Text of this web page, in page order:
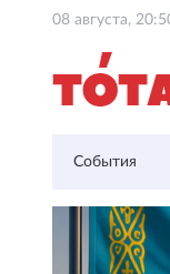
08 августа,
События